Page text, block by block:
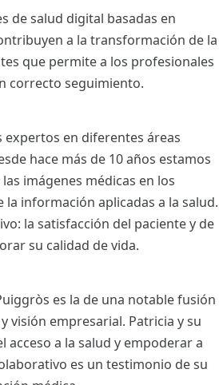
de salud digital basadas en
a la transformación de la
que permite a los profesionales
correcto seguimiento.
en diferentes áreas
hace más de 10 años estamos
imágenes médicas en los
información aplicadas a la salud.
la satisfacción del paciente y de
su calidad de vida.
es la de una notable fusión
visión empresarial. Patricia y su
a la salud y empoderar a
es un testimonio de su